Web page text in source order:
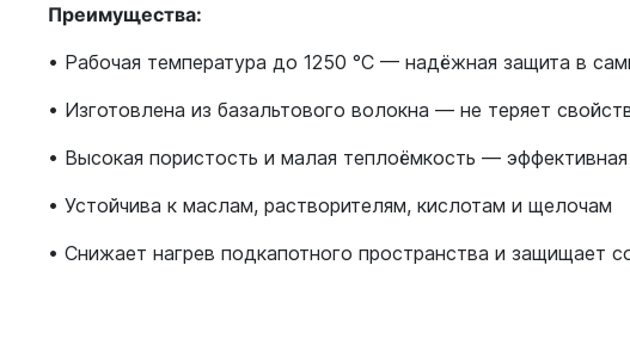
Преимущества:
• Рабочая температура до 1250 °C — надёжная защита в
• Изготовлена из базальтового волокна — не теряет
• Высокая пористость и малая теплоёмкость —
• Устойчива к маслам, растворителям, кислотам и щелочам
• Снижает нагрев подкапотного пространства и защищает